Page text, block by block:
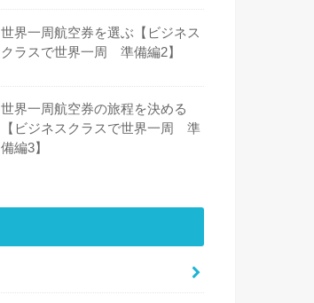
世界一周航空券を選ぶ【ビジネス
クラスで世界一周 準備編2】
世界一周航空券の旅程を決める
【ビジネスクラスで世界一周 準
備編3】